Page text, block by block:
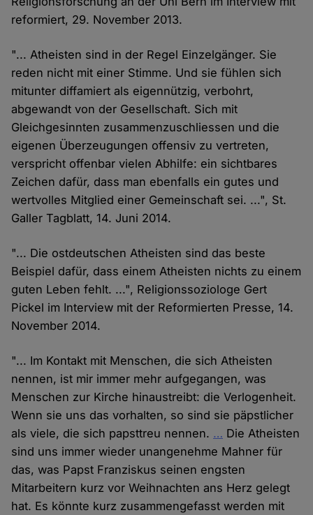
reformiert, 29. November 2013.
"... Atheisten sind in der Regel Einzelgänger. Sie
reden nicht mit einer Stimme. Und sie fühlen sich
mitunter diffamiert als eigennützig, verbohrt,
abgewandt von der Gesellschaft. Sich mit
Gleichgesinnten zusammenzuschliessen und die
eigenen Überzeugungen offensiv zu vertreten,
verspricht offenbar vielen Abhilfe: ein sichtbares
Zeichen dafür, dass man ebenfalls ein gutes und
wertvolles Mitglied einer Gemeinschaft sei. ...", St.
Galler Tagblatt, 14. Juni 2014.
"... Die ostdeutschen Atheisten sind das beste
Beispiel dafür, dass einem Atheisten nichts zu einem
guten Leben fehlt. ...", Religionssoziologe Gert
Pickel im Interview mit der Reformierten Presse, 14.
November 2014.
"... Im Kontakt mit Menschen, die sich Atheisten
nennen, ist mir immer mehr aufgegangen, was
Menschen zur Kirche hinaustreibt: die Verlogenheit.
Wenn sie uns das vorhalten, so sind sie päpstlicher
als viele, die sich papsttreu nennen. … Die Atheisten
sind uns immer wieder unangenehme Mahner für
das, was Papst Franziskus seinen engsten
Mitarbeitern kurz vor Weihnachten ans Herz gelegt
hat. Es könnte kurz zusammengefasst werden mit